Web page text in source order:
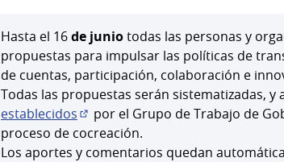
Hasta el 16de juniotodas las personas y
propuestas para impulsar las políticas de
de cuentas, participación, colaboración e
Todas las propuestas serán sistematizadas, y
establecidos
(Enlace externo)
por el Grupo de Trabajo de
proceso de cocreación.
Los aportes y comentarios quedan